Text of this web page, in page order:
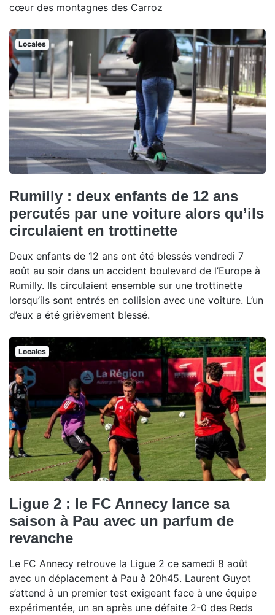
cœur des montagnes des Carroz
Locales
Rumilly : deux enfants de 12 ans
percutés par une voiture alors qu’ils
circulaient en trottinette
Deux enfants de 12 ans ont été blessés vendredi 7
août au soir dans un accident boulevard de l’Europe à
Rumilly. Ils circulaient ensemble sur une trottinette
lorsqu’ils sont entrés en collision avec une voiture. L’un
d’eux a été grièvement blessé.
Locales
Ligue 2 : le FC Annecy lance sa
saison à Pau avec un parfum de
revanche
Le FC Annecy retrouve la Ligue 2 ce samedi 8 août
avec un déplacement à Pau à 20h45. Laurent Guyot
s’attend à un premier test exigeant face à une équipe
expérimentée, un an après une défaite 2-0 des Reds